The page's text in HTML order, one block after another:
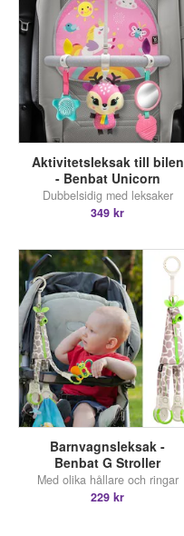
Aktivitetsleksak till bilen
- Benbat Unicorn
Dubbelsidig med leksaker
349 kr
Barnvagnsleksak -
Benbat G Stroller
Med olika hållare och ringar
229 kr